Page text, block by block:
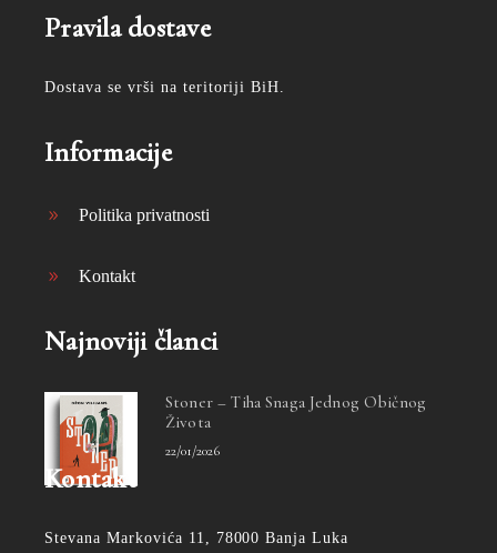
Pravila dostave
Dostava se vrši na teritoriji BiH.
Informacije
Politika privatnosti
Kontakt
Najnoviji članci
Stoner – Tiha Snaga Jednog Običnog
Života
22/01/2026
Kontakt
Stevana Markovića 11, 78000 Banja Luka